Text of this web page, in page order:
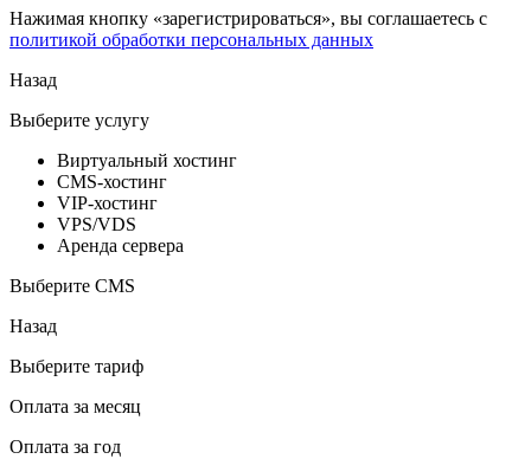
Нажимая кнопку «зарегистрироваться», вы соглашаетесь с
политикой обработки персональных данных
Назад
Выберите услугу
Виртуальный хостинг
CMS-хостинг
VIP-хостинг
VPS/VDS
Аренда сервера
Выберите CMS
Назад
Выберите тариф
Оплата за месяц
Оплата за год